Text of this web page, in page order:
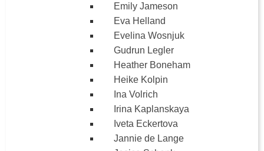
Emily Jameson
Eva Helland
Evelina Wosnjuk
Gudrun Legler
Heather Boneham
Heike Kolpin
Ina Volrich
Irina Kaplanskaya
Iveta Eckertova
Jannie de Lange